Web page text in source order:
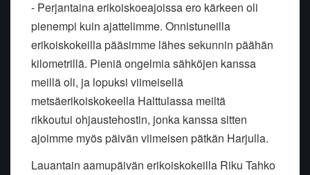
- Perjantaina erikoiskoeajoissa ero kärkeen oli
pienempi kuin ajattelimme. Onnistuneilla
erikoiskokeilla pääsimme lähes sekunnin päähän
kilometrillä. Pieniä ongelmia sähköjen kanssa
meillä oli, ja lopuksi viimeisellä
metsäerikoiskokeella Halttulassa meiltä
rikkoutui ohjaustehostin, jonka kanssa sitten
ajoimme myös päivän viimeisen pätkän Harjulla.
Lauantain aamupäivän erikoiskokeilla Riku Tahko